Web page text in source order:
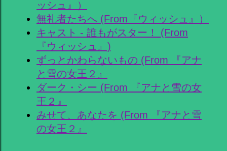
ッシュ』）
無礼者たちへ (From『ウィッシュ』）
キャスト - 誰もがスター！ (From
『ウィッシュ』)
ずっとかわらないもの (From 『アナ
と雪の女王２』
ダーク・シー (From 『アナと雪の女
王２』
みせて、あなたを (From 『アナと雪
の女王２』